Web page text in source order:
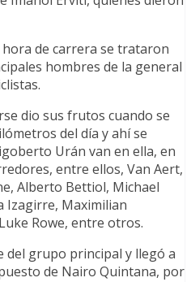
de carrera se trataron
hombres de la general
dio sus frutos cuando se
del día y ahí se
Urán van en ella, en
entre ellos, Van Aert,
Alberto Bettiol, Michael
Izagirre, Maximilian
Rowe, entre otros.
del grupo principal y llegó a
de Nairo Quintana, por